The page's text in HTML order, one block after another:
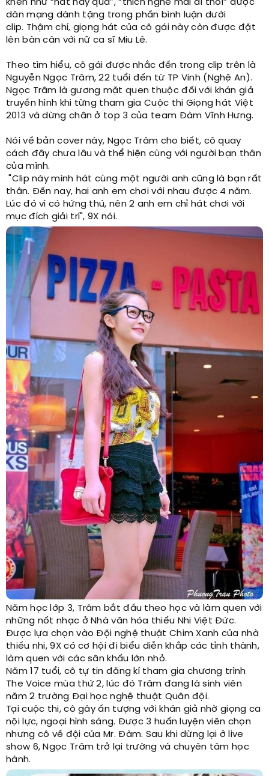
khen như “hát hay quá”, “thích nghe mãi đi thôi” được
dân mạng dành tặng trong phần bình luận dưới
clip. Thậm chí, giọng hát của cô gái này còn được đặt
lên bàn cân với nữ ca sĩ Miu Lê.
Theo tìm hiểu, cô gái được nhắc đến trong clip trên là
Nguyễn Ngọc Trâm, 22 tuổi đến từ TP Vinh (Nghệ An).
Ngọc Trâm là gương mặt quen thuộc đối với khán giả
truyền hình khi từng tham gia Cuộc thi Giọng hát Việt
2013 và dừng chân ở top 3 của team Đàm Vĩnh Hưng.
Nói về bản cover này, Ngọc Trâm cho biết, cô quay
cách đây chưa lâu và thể hiện cùng với người bạn thân
của mình.
"Clip này mình hát cùng một người anh cũng là bạn rất
thân. Đến nay, hai anh em chơi với nhau được 4 năm.
Lúc đó vì có hứng thú, nên 2 anh em chỉ hát chơi với
mục đích giải trí", 9X nói.
Năm học lớp 3, Trâm bắt đầu theo học và làm quen với
những nốt nhạc ở Nhà văn hóa thiếu Nhi Việt Đức.
Được lựa chọn vào Đội nghệ thuật Chim Xanh của nhà
thiếu nhi, 9X có cơ hội đi biểu diễn khắp các tỉnh thành,
làm quen với các sân khấu lớn nhỏ.
Năm 17 tuổi, cô tự tin đăng kí tham gia chương trình
The Voice mùa thứ 2, lúc đó Trâm đang là sinh viên
năm 2 trường Đại học nghệ thuật Quân đội.
Tại cuộc thi, cô gây ấn tượng với khán giả nhờ giọng ca
nội lực, ngoại hình sáng. Được 3 huấn luyện viên chọn
nhưng cô về đội của Mr. Đàm. Sau khi dừng lại ở live
show 6, Ngọc Trâm trở lại trường và chuyên tâm học
hành.